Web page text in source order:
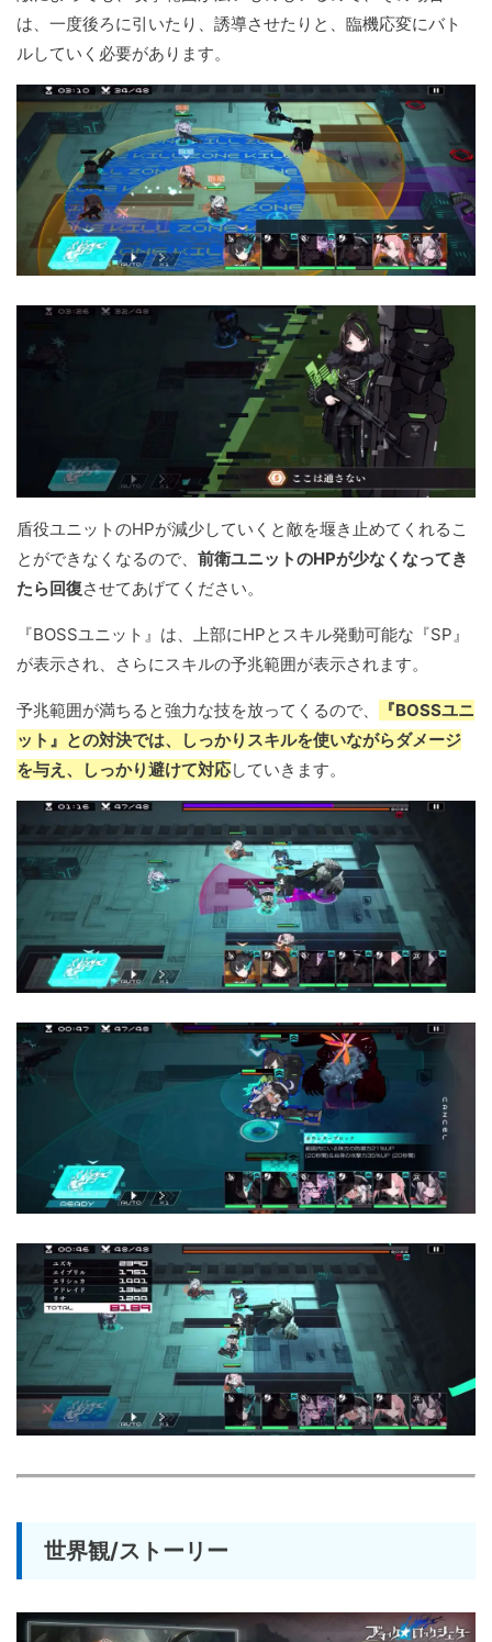
は、一度後ろに引いたり、誘導させたりと、臨機応変にバト
ルしていく必要があります。
盾役ユニットのHPが減少していくと敵を堰き止めてくれるこ
とができなくなるので、 前衛ユニットのHPが少なくなってき
たら回復させてあげてください。
『BOSSユニット』は、上部にHPとスキル発動可能な『SP』
が表示され、さらにスキルの予兆範囲が表示されます。
予兆範囲が満ちると強力な技を放ってくるので、
『BOSSユニ
ット』との対決では、しっかりスキルを使いながらダメージ
を与え、しっかり避けて対応していきます。
世界観/ストーリー